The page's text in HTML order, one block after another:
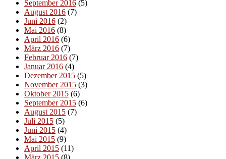
September 2016 (5)
August 2016 (7)
Juni 2016 (2)
Mai 2016 (8)
April 2016 (6)
März 2016 (7)
Februar 2016 (7)
Januar 2016 (4)
Dezember 2015 (5)
November 2015 (3)
Oktober 2015 (6)
September 2015 (6)
August 2015 (7)
Juli 2015 (5)
Juni 2015 (4)
Mai 2015 (9)
April 2015 (11)
März 2015 (8)